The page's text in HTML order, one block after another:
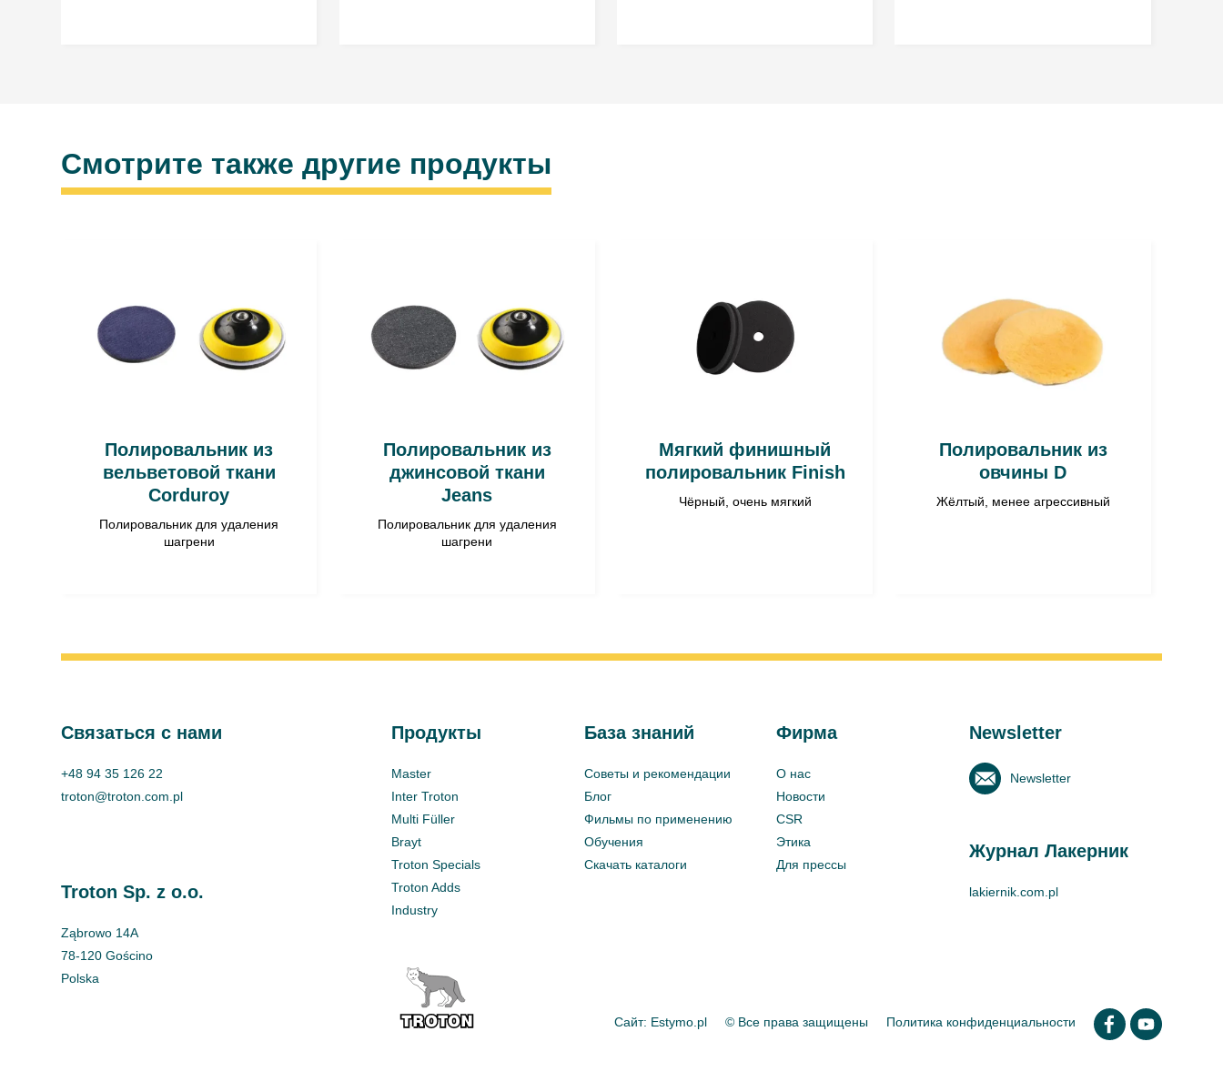
Смотрите также другие продукты
Полировальник из
вельветовой ткани
Corduroy
Полировальник для удаления
шагрени
Полировальник из
джинсовой ткани
Jeans
Полировальник для удаления
шагрени
Мягкий финишный
полировальник Finish
Чёрный, очень мягкий
Полировальник из
овчины D
Жёлтый, менее агрессивный
Cвязаться с нами
+48 94 35 126 22
troton@troton.com.pl
Troton Sp. z o.o.
Ząbrowo 14A
78-120 Gościno
Polska
Продукты
Master
Inter Troton
Multi Füller
Brayt
Troton Specials
Troton Adds
Industry
База знаний
Советы и рекомендации
Блог
Фильмы по применению
Обучения
Скачать каталоги
Фирма
О нас
Новости
CSR
Этика
Для прессы
Newsletter
Newsletter
Журнал Лакерник
lakiernik.com.pl
Сайт: Estymo.pl © Все права защищены Политика конфиденциальности